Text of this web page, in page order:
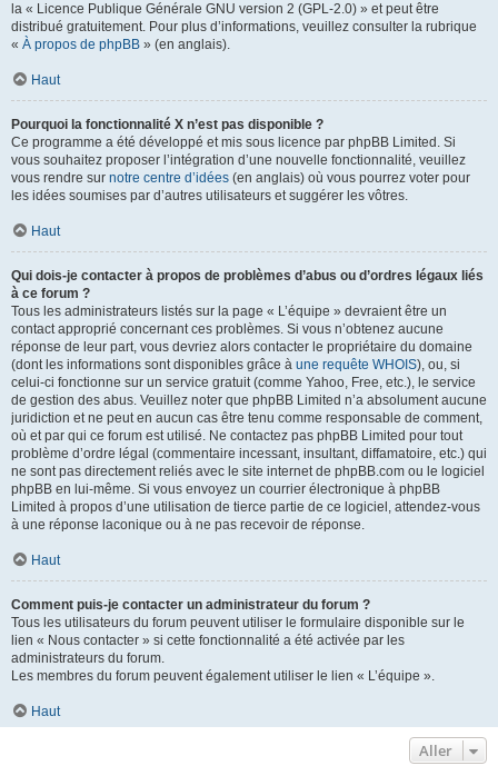
la « Licence Publique Générale GNU version 2 (GPL-2.0) » et peut être
distribué gratuitement. Pour plus d’informations, veuillez consulter la rubrique
« À propos de phpBB » (en anglais).
Haut
Pourquoi la fonctionnalité X n’est pas disponible ?
Ce programme a été développé et mis sous licence par phpBB Limited. Si
vous souhaitez proposer l’intégration d’une nouvelle fonctionnalité, veuillez
vous rendre sur notre centre d’idées (en anglais) où vous pourrez voter pour
les idées soumises par d’autres utilisateurs et suggérer les vôtres.
Haut
Qui dois-je contacter à propos de problèmes d’abus ou d’ordres légaux liés
à ce forum ?
Tous les administrateurs listés sur la page « L’équipe » devraient être un
contact approprié concernant ces problèmes. Si vous n’obtenez aucune
réponse de leur part, vous devriez alors contacter le propriétaire du domaine
(dont les informations sont disponibles grâce à une requête WHOIS), ou, si
celui-ci fonctionne sur un service gratuit (comme Yahoo, Free, etc.), le service
de gestion des abus. Veuillez noter que phpBB Limited n’a absolument aucune
juridiction et ne peut en aucun cas être tenu comme responsable de comment,
où et par qui ce forum est utilisé. Ne contactez pas phpBB Limited pour tout
problème d’ordre légal (commentaire incessant, insultant, diffamatoire, etc.) qui
ne sont pas directement reliés avec le site internet de phpBB.com ou le logiciel
phpBB en lui-même. Si vous envoyez un courrier électronique à phpBB
Limited à propos d’une utilisation de tierce partie de ce logiciel, attendez-vous
à une réponse laconique ou à ne pas recevoir de réponse.
Haut
Comment puis-je contacter un administrateur du forum ?
Tous les utilisateurs du forum peuvent utiliser le formulaire disponible sur le
lien « Nous contacter » si cette fonctionnalité a été activée par les
administrateurs du forum.
Les membres du forum peuvent également utiliser le lien « L’équipe ».
Haut
Aller